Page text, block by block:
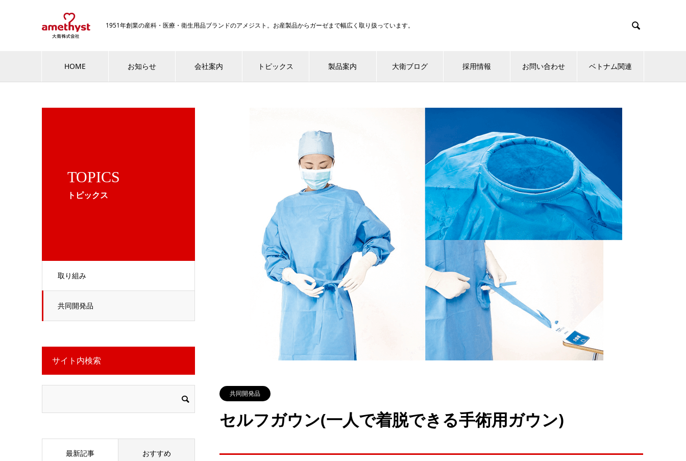
1951年創業の産科・医療・衛生用品ブランドのアメジスト。お産製品からガーゼまで幅広く取り扱っています。 
HOME お知らせ 会社案内 トピックス 製品案内 大衛ブログ 採用情報 お問い合わせ ベトナム関連
TOPICS
トピックス
取り組み
共同開発品
共同開発品
セルフガウン(一人で着脱できる手術用ガウン)
サイト内検索
最新記事 おすすめ